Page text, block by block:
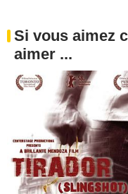
Si vous aimez
aimer ...